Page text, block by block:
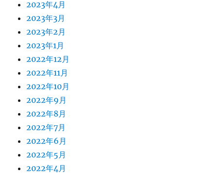
2023年4月
2023年3月
2023年2月
2023年1月
2022年12月
2022年11月
2022年10月
2022年9月
2022年8月
2022年7月
2022年6月
2022年5月
2022年4月